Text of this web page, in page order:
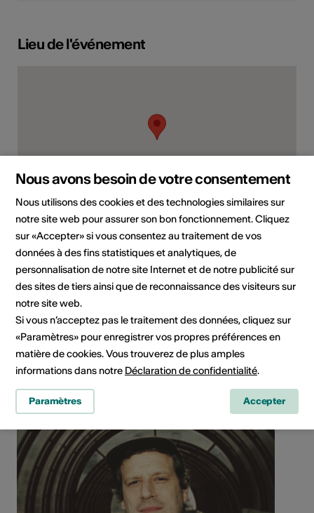
Lieu de l'événement
Engelmattstrasse 16, 3998 Reckingen
Planifier un itinéraire
Transports publics
Nous avons besoin de votre consentement
Nous utilisons des cookies et des technologies similaires sur
notre site web pour assurer son bon fonctionnement. Cliquez
sur «Accepter» si vous consentez au traitement de vos
données à des fins statistiques et analytiques, de
personnalisation de notre site Internet et de notre publicité sur
des sites de tiers ainsi que de reconnaissance des visiteurs sur
notre site web.
Si vous n’acceptez pas le traitement des données, cliquez sur
«Paramètres» pour enregistrer vos propres préférences en
matière de cookies. Vous trouverez de plus amples
informations dans notre Déclaration de confidentialité.
Paramètres Accepter